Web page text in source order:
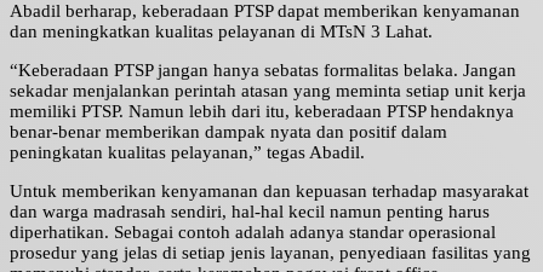
Abadil berharap, keberadaan PTSP dapat memberikan kenyamanan
dan meningkatkan kualitas pelayanan di MTsN 3 Lahat.
“Keberadaan PTSP jangan hanya sebatas formalitas belaka. Jangan
sekadar menjalankan perintah atasan yang meminta setiap unit kerja
memiliki PTSP. Namun lebih dari itu, keberadaan PTSP hendaknya
benar-benar memberikan dampak nyata dan positif dalam
peningkatan kualitas pelayanan,” tegas Abadil.
Untuk memberikan kenyamanan dan kepuasan terhadap masyarakat
dan warga madrasah sendiri, hal-hal kecil namun penting harus
diperhatikan. Sebagai contoh adalah adanya standar operasional
prosedur yang jelas di setiap jenis layanan, penyediaan fasilitas yang